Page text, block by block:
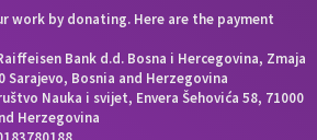
work by donating. Here are the payment
Bank d.d. Bosna i Hercegovina, Zmaja
Sarajevo, Bosnia and Herzegovina
Nauka i svijet, Envera Šehovića 58, 71000
Herzegovina